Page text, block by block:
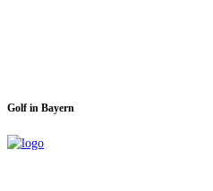
Golf in Bayern